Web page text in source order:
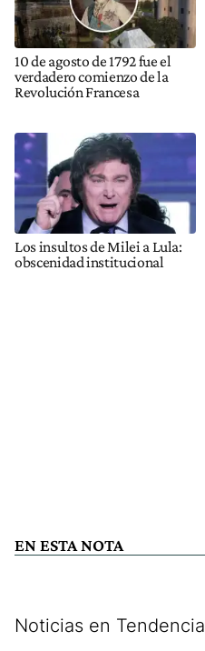
10 de agosto de 1792 fue el
verdadero comienzo de la
Revolución Francesa
Los insultos de Milei a Lula:
obscenidad institucional
EN ESTA NOTA
Noticias en Tendencia